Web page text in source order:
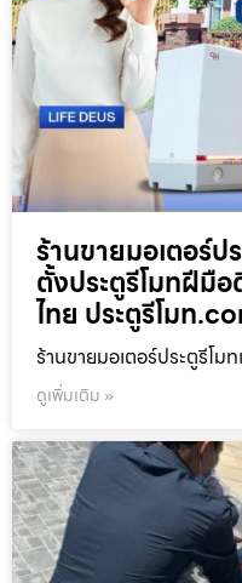
ร้านขายมอเตอร์ป
ตั้งประตูรีโมทฝีมื
ไทย ประตูรีโมท
ร้านขายมอเตอร์ประตูรีโม
ดูเพิ่มเติม »